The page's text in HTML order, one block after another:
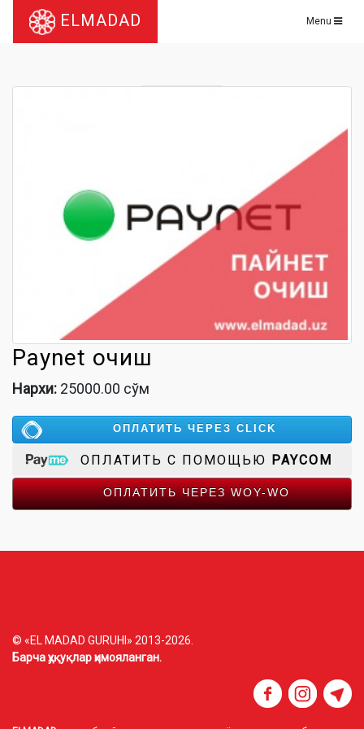
ELMADAD Menu
Paynet очиш
Нархи: 25000.00 сўм
ОПЛАТИТЬ ЧЕРЕЗ CLICK
ОПЛАТИТЬ С ПОМОЩЬЮ PAYCOM
ОПЛАТИТЬ ЧЕРЕЗ WOY-WO
© «EL MADAD GURUHI» 2013-2026.
Барча ҳуқуқлар ҳимояланган.